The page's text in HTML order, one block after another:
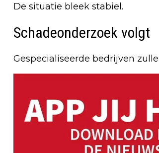
De situatie bleek stabiel.
Schadeonderzoek volgt
Gespecialiseerde bedrijven